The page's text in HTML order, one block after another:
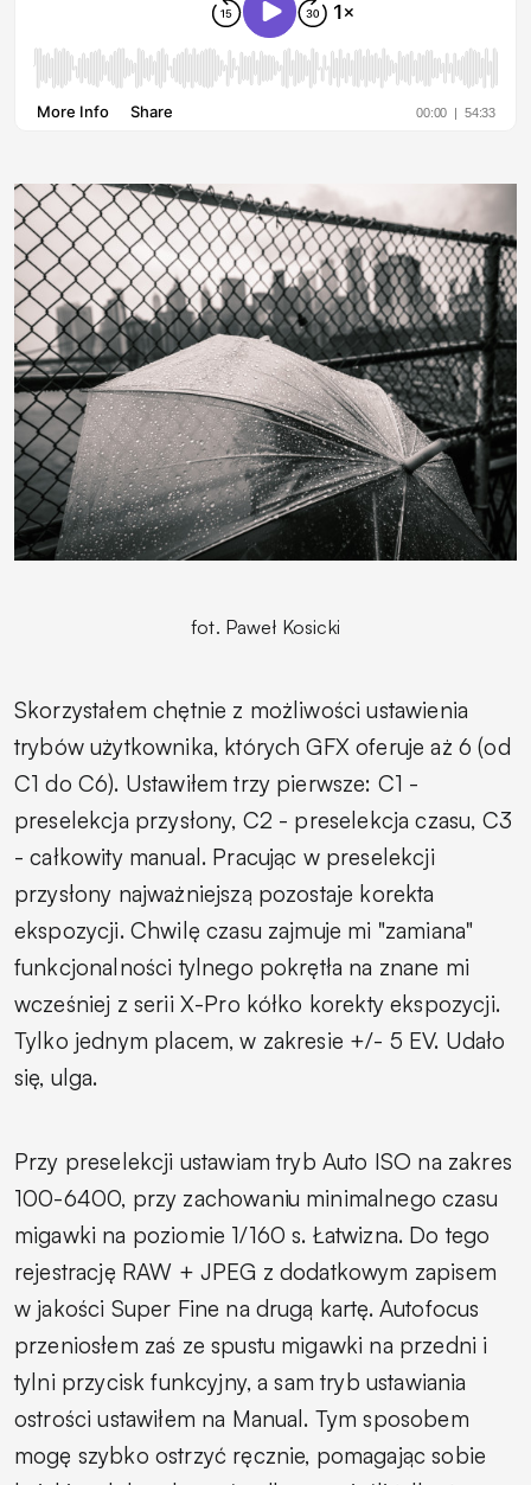
fot. Paweł Kosicki
Skorzystałem chętnie z możliwości ustawienia
trybów użytkownika, których GFX oferuje aż 6 (od
C1 do C6). Ustawiłem trzy pierwsze: C1 -
preselekcja przysłony, C2 - preselekcja czasu, C3
- całkowity manual. Pracując w preselekcji
przysłony najważniejszą pozostaje korekta
ekspozycji. Chwilę czasu zajmuje mi "zamiana"
funkcjonalności tylnego pokrętła na znane mi
wcześniej z serii X-Pro kółko korekty ekspozycji.
Tylko jednym placem, w zakresie +/- 5 EV. Udało
się, ulga.
Przy preselekcji ustawiam tryb Auto ISO na zakres
100-6400, przy zachowaniu minimalnego czasu
migawki na poziomie 1/160 s. Łatwizna. Do tego
rejestrację RAW + JPEG z dodatkowym zapisem
w jakości Super Fine na drugą kartę. Autofocus
przeniosłem zaś ze spustu migawki na przedni i
tylni przycisk funkcyjny, a sam tryb ustawiania
ostrości ustawiłem na Manual. Tym sposobem
mogę szybko ostrzyć ręcznie, pomagając sobie